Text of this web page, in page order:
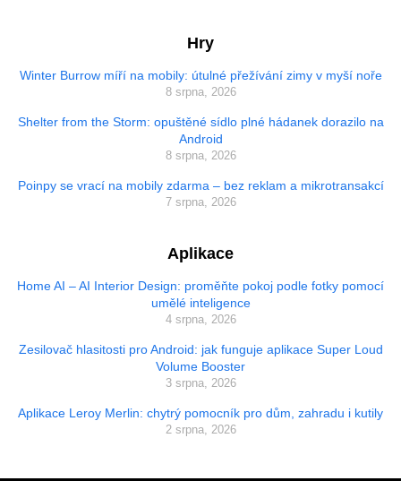
Hry
Winter Burrow míří na mobily: útulné přežívání zimy v myší noře
8 srpna, 2026
Shelter from the Storm: opuštěné sídlo plné hádanek dorazilo na
Android
8 srpna, 2026
Poinpy se vrací na mobily zdarma – bez reklam a mikrotransakcí
7 srpna, 2026
Aplikace
Home AI – AI Interior Design: proměňte pokoj podle fotky pomocí
umělé inteligence
4 srpna, 2026
Zesilovač hlasitosti pro Android: jak funguje aplikace Super Loud
Volume Booster
3 srpna, 2026
Aplikace Leroy Merlin: chytrý pomocník pro dům, zahradu i kutily
2 srpna, 2026